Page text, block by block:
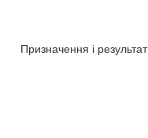
Призначення і результат